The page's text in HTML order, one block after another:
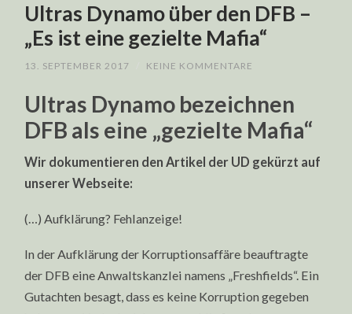
Ultras Dynamo über den DFB –
„Es ist eine gezielte Mafia“
13. SEPTEMBER 2017 KEINE KOMMENTARE
Ultras Dynamo bezeichnen
DFB als eine „gezielte Mafia“
Wir dokumentieren den Artikel der UD gekürzt auf
unserer Webseite:
(…) Aufklärung? Fehlanzeige!
In der Aufklärung der Korruptionsaffäre beauftragte
der DFB eine Anwaltskanzlei namens „Freshfields“. Ein
Gutachten besagt, dass es keine Korruption gegeben